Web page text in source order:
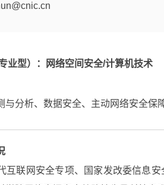
业型）：网络空间安全/计算机技术
与分析、数据安全、主动网络安全保
互联网安全专项、国家发改委信息